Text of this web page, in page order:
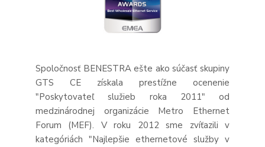
Spoločnosť BENESTRA ešte ako súčasť skupiny
GTS CE získala prestížne ocenenie
"Poskytovateľ služieb roka 2011" od
medzinárodnej organizácie Metro Ethernet
Forum (MEF). V roku 2012 sme zvíťazili v
kategóriách "Najlepšie ethernetové služby v